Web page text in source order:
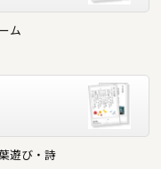
ム
遊び・詩